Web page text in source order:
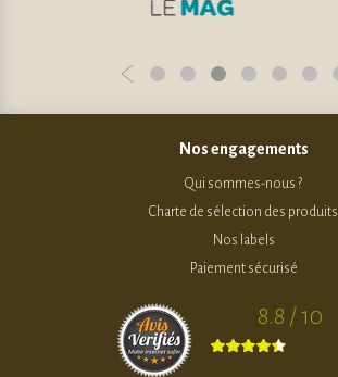
Nos engagements
Qui sommes-nous ?
Charte de sélection des produits
Nos labels
Paiement sécurisé
8.8 / 10